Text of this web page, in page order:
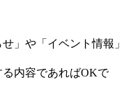
」や「イベント情報」
内容であればOKで